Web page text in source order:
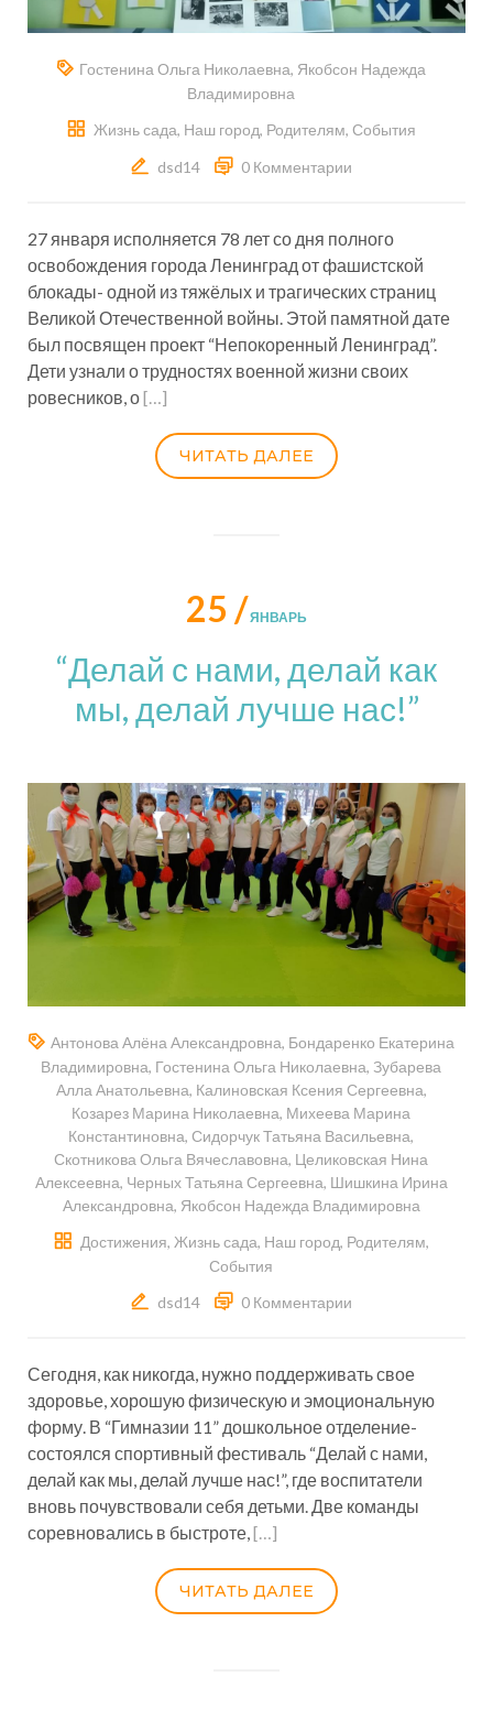
Гостенина Ольга Николаевна, Якобсон Надежда
Владимировна
Жизнь сада, Наш город, Родителям, События
dsd14
0 Комментарии
27 января исполняется 78 лет со дня полного
освобождения города Ленинград от фашистской
блокады- одной из тяжёлых и трагических страниц
Великой Отечественной войны. Этой памятной дате
был посвящен проект “Непокоренный Ленинград”.
Дети узнали о трудностях военной жизни своих
ровесников, о[…]
ЧИТАТЬ ДАЛЕЕ
25 /ЯНВАРЬ
“Делай с нами, делай как
мы, делай лучше нас!”
Антонова Алёна Александровна, Бондаренко Екатерина
Владимировна, Гостенина Ольга Николаевна, Зубарева
Алла Анатольевна, Калиновская Ксения Сергеевна,
Козарез Марина Николаевна, Михеева Марина
Константиновна, Сидорчук Татьяна Васильевна,
Скотникова Ольга Вячеславовна, Целиковская Нина
Алексеевна, Черных Татьяна Сергеевна, Шишкина Ирина
Александровна, Якобсон Надежда Владимировна
Достижения, Жизнь сада, Наш город, Родителям,
События
dsd14
0 Комментарии
Сегодня, как никогда, нужно поддерживать свое
здоровье, хорошую физическую и эмоциональную
форму. В “Гимназии 11” дошкольное отделение-
состоялся спортивный фестиваль “Делай с нами,
делай как мы, делай лучше нас!”, где воспитатели
вновь почувствовали себя детьми. Две команды
соревновались в быстроте,[…]
ЧИТАТЬ ДАЛЕЕ